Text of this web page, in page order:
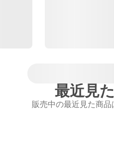
最近見
販売中の最近見た商品